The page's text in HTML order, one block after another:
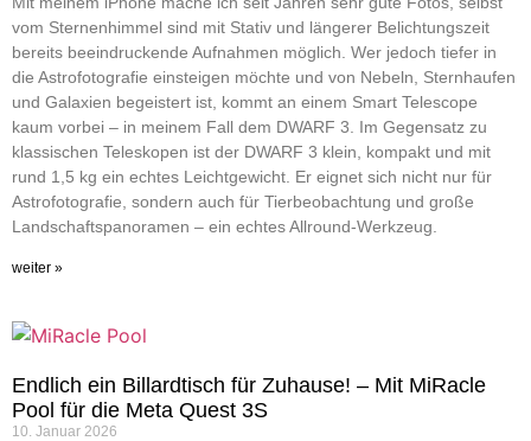
vom Sternenhimmel sind mit Stativ und längerer Belichtungszeit
bereits beeindruckende Aufnahmen möglich. Wer jedoch tiefer in
die Astrofotografie einsteigen möchte und von Nebeln, Sternhaufen
und Galaxien begeistert ist, kommt an einem Smart Telescope
kaum vorbei – in meinem Fall dem DWARF 3. Im Gegensatz zu
klassischen Teleskopen ist der DWARF 3 klein, kompakt und mit
rund 1,5 kg ein echtes Leichtgewicht. Er eignet sich nicht nur für
Astrofotografie, sondern auch für Tierbeobachtung und große
Landschaftspanoramen – ein echtes Allround-Werkzeug.
weiter »
Endlich ein Billardtisch für Zuhause! – Mit MiRacle
Pool für die Meta Quest 3S
10. Januar 2026